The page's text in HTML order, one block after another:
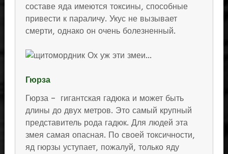
составе яда имеются токсины, способные
привести к параличу. Укус не вызывает
смерти, однако он очень болезненный.
Гюрза
Гюрза – гигантская гадюка и может быть
длины до двух метров. Это самый крупный
представитель рода гадюк. Для людей эта
змея самая опасная. По своей токсичности,
яд гюрзы уступает, пожалуй, только яду